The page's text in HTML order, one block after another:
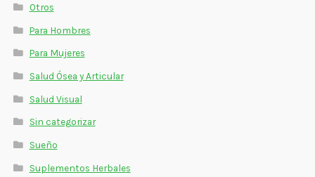
Otros
Para Hombres
Para Mujeres
Salud Ósea y Articular
Salud Visual
Sin categorizar
Sueño
Suplementos Herbales